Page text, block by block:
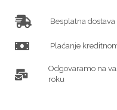
Besplatna
Plaćanje
Odgovaramo na
roku